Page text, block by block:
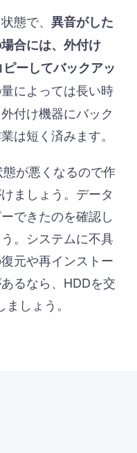
態で、 異音がした
合には、外付け
ーしてバックアッ
によっては長い時
付け機器にバック
は短く済みます。
が悪くなるので作
ましょう。データ
できたのを確認し
。システムに不具
元や再インストー
るなら、HDDを交
しょう。